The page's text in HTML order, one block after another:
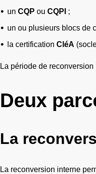
un CQP ou CQPI ;
un ou plusieurs blocs de
la certification CléA
La période de
Deux
La
La reconversion interne